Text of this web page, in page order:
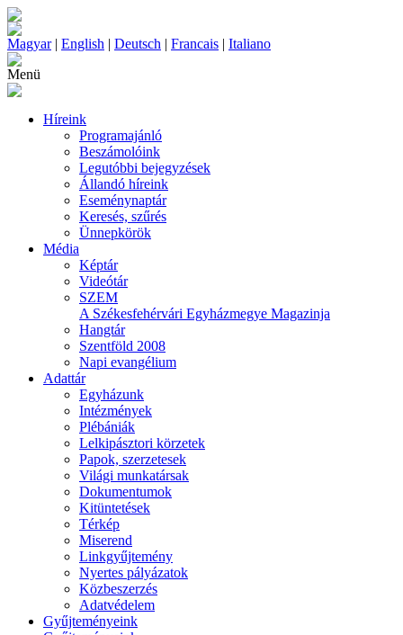
Magyar| English | Deutsch | Francais | Italiano
Menü
Híreink
Programajánló
Beszámolóink
Legutóbbi bejegyzések
Állandó híreink
Eseménynaptár
Keresés, szűrés
Ünnepkörök
Média
Képtár
Videótár
SZEM
A Székesfehérvári Egyházmegye Magazinja
Hangtár
Szentföld 2008
Napi evangélium
Adattár
Egyházunk
Intézmények
Plébániák
Lelkipásztori körzetek
Papok, szerzetesek
Világi munkatársak
Dokumentumok
Kitüntetések
Térkép
Miserend
Linkgyűjtemény
Nyertes pályázatok
Közbeszerzés
Adatvédelem
Gyűjteményeink